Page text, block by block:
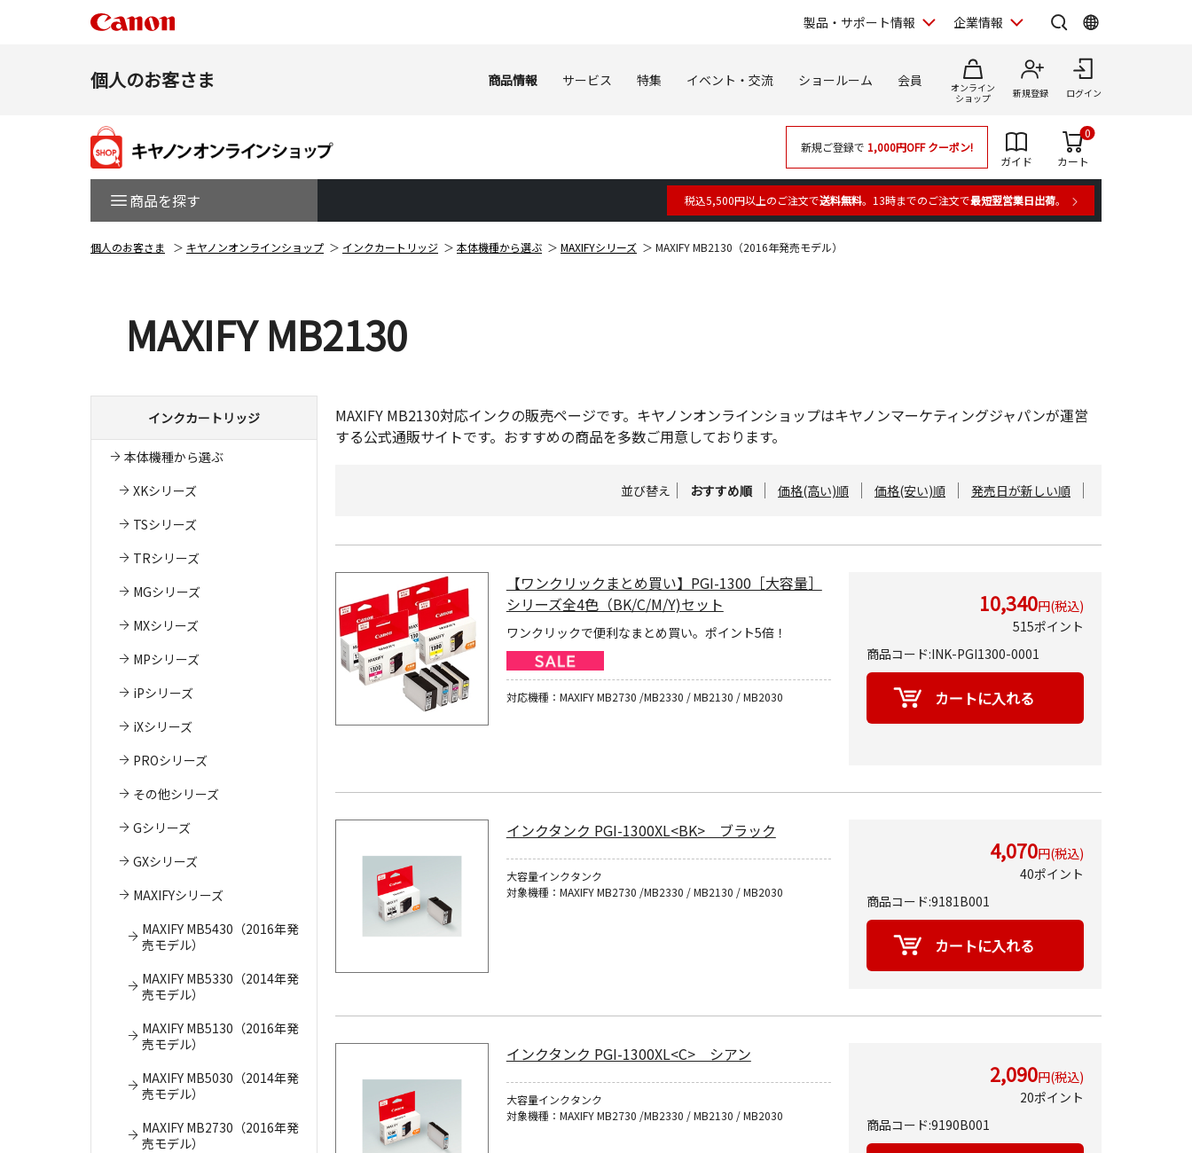
製品・サポート情報 企業情報
個人のお客さま 商品情報 サービス 特集 イベント・交流 ショールーム 会員
オンライン
ショップ
新規登録 ログイン
商品を探す
新規ご登録で 1,000円OFFクーポン!
ガイド
カート
0
税込5,500円以上のご注文で送料無料。13時までのご注文で最短翌営業日出荷。
個人のお客さま キヤノンオンラインショップ インクカートリッジ 本体機種から選ぶ MAXIFYシリーズ MAXIFY MB2130（2016年発売モデル）
MAXIFY MB2130
インクカートリッジ
本体機種から選ぶ
XKシリーズ
TSシリーズ
TRシリーズ
MGシリーズ
MXシリーズ
MPシリーズ
iPシリーズ
iXシリーズ
PROシリーズ
その他シリーズ
Gシリーズ
GXシリーズ
MAXIFYシリーズ
MAXIFY MB5430（2016年発
売モデル）
MAXIFY MB5330（2014年発
売モデル）
MAXIFY MB5130（2016年発
売モデル）
MAXIFY MB5030（2014年発
売モデル）
MAXIFY MB2730（2016年発
売モデル）
MAXIFY MB2130対応インクの販売ページです。キヤノンオンラインショップはキヤノンマーケティングジャパンが運営
する公式通販サイトです。おすすめの商品を多数ご用意しております。
並び替え おすすめ順 価格(高い)順 価格(安い)順 発売日が新しい順
【ワンクリックまとめ買い】PGI-1300［大容量］
シリーズ全4色（BK/C/M/Y)セット
ワンクリックで便利なまとめ買い。ポイント5倍！
対応機種：MAXIFY MB2730 /MB2330 / MB2130 / MB2030
10,340円(税込)
515ポイント
商品コード:INK-PGI1300-0001
インクタンク PGI-1300XL<BK> ブラック
大容量インクタンク
対象機種：MAXIFY MB2730 /MB2330 / MB2130 / MB2030
4,070円(税込)
40ポイント
商品コード:9181B001
インクタンク PGI-1300XL<C> シアン
大容量インクタンク
対象機種：MAXIFY MB2730 /MB2330 / MB2130 / MB2030
2,090円(税込)
20ポイント
商品コード:9190B001